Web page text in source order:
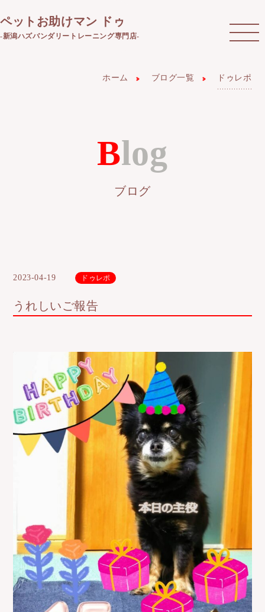
ペットお助けマン ドゥ
-新潟ハズバンダリートレーニング専門店-
ホーム ブログ一覧 ドゥレポ
Blog
ブログ
2023-04-19 ドゥレポ
うれしいご報告